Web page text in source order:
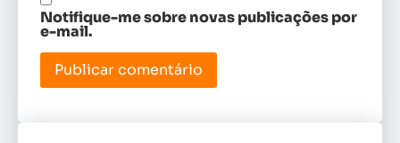
Notifique-me sobre novas publicações por
e-mail.